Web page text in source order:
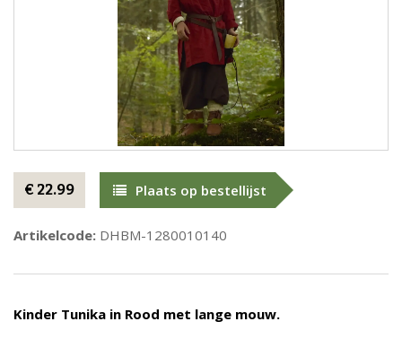
€ 22.99 Plaats op bestellijst
Artikelcode: DHBM-1280010140
Kinder Tunika in Rood met lange mouw.